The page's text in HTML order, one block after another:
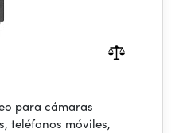
para cámaras
teléfonos móviles,